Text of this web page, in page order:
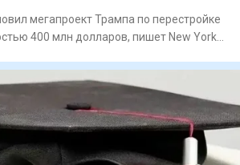
мегапроект Трампа по перестройке
400 млн долларов, пишет New York